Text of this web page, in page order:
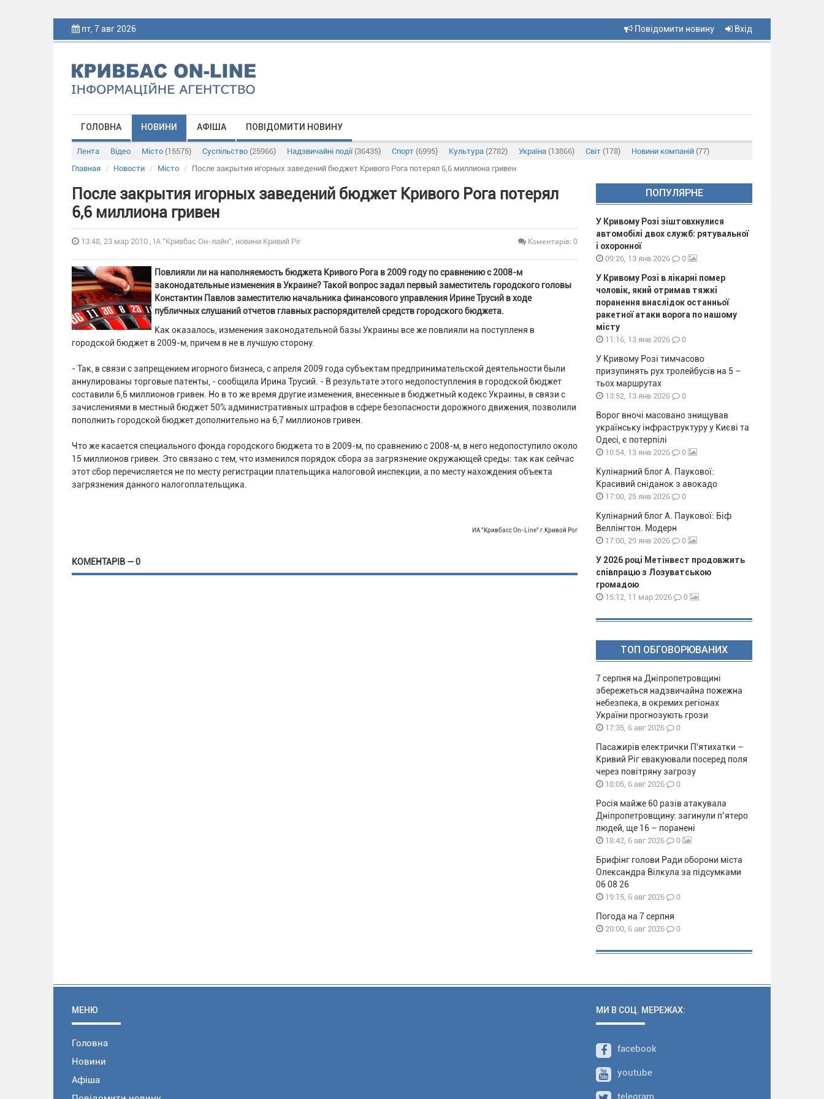
пт, 7 авг 2026 Повідомити новину Вхід
ГОЛОВНА НОВИНИ АФІША ПОВІДОМИТИ НОВИНУ
Лента Відео Місто (15575) Суспільство (25966) Надзвичайні події (36435) Спорт (6995) Культура (2782) Україна (13866) Світ (178) Новини компаній (77)
Главная
Новости Місто После закрытия игорных заведений бюджет Кривого Рога потерял 6,6 миллиона гривен
После закрытия игорных заведений бюджет Кривого Рога потерял
6,6 миллиона гривен
13:48, 23 мар 2010 , ІА "Кривбас Он-лайн", новини Кривий Ріг Коментарів: 0
Повлияли ли на наполняемость бюджета Кривого Рога в 2009 году по сравнению с 2008-м
законодательные изменения в Украине? Такой вопрос задал первый заместитель городского головы
Константин Павлов заместителю начальника финансового управления Ирине Трусий в ходе
публичных слушаний отчетов главных распорядителей средств городского бюджета.
Как оказалось, изменения законодательной базы Украины все же повлияли на поступленя в
городской бюджет в 2009-м, причем в не в лучшую сторону.
- Так, в связи с запрещением игорного бизнеса, с апреля 2009 года субъектам предпринимательской деятельности были
аннулированы торговые патенты, - сообщила Ирина Трусий. - В результате этого недопоступления в городской бюджет
составили 6,6 миллионов гривен. Но в то же время другие изменения, внесенные в бюджетный кодекс Украины, в связи с
зачислениями в местный бюджет 50% административных штрафов в сфере безопасности дорожного движения, позволили
пополнить городской бюджет дополнительно на 6,7 миллионов гривен.
Что же касается специального фонда городского бюджета то в 2009-м, по сравнению с 2008-м, в него недопоступило около
15 миллионов гривен. Это связано с тем, что изменился порядок сбора за загрязнение окружающей среды: так как сейчас
этот сбор перечисляется не по месту регистрации плательщика налоговой инспекции, а по месту нахождения объекта
загрязнения данного налогоплательщика.
ИА "Кривбасс On-Line" г.Кривой Рог
КОМЕНТАРІВ — 0
ПОПУЛЯРНЕ
У Кривому Розі зіштовхнулися
автомобілі двох служб: рятувальної
і охоронної
09:26, 13 янв 2026 0
У Кривому Розі в лікарні помер
чоловік, який отримав тяжкі
поранення внаслідок останньої
ракетної атаки ворога по нашому
місту
11:16, 13 янв 2026 0
У Кривому Розі тимчасово
призупинять рух тролейбусів на 5 –
тьох маршрутах
13:52, 13 янв 2026 0
Ворог вночі масовано знищував
українську інфраструктуру у Києві та
Одесі, є потерпілі
10:54, 13 янв 2026 0
Кулінарний блог А. Паукової:
Красивий сніданок з авокадо
17:00, 25 янв 2026 0
Кулінарний блог А. Паукової: Біф
Веллінгтон. Модерн
17:00, 29 янв 2026 0
У 2026 році Метінвест продовжить
співпрацю з Лозуватською
громадою
15:12, 11 мар 2026 0
ТОП ОБГОВОРЮВАНИХ
7 серпня на Дніпропетровщині
збережеться надзвичайна пожежна
небезпека, в окремих регіонах
України прогнозують грози
17:35, 6 авг 2026 0
Пасажирів електрички П'ятихатки –
Кривий Ріг евакуювали посеред поля
через повітряну загрозу
18:05, 6 авг 2026 0
Росія майже 60 разів атакувала
Дніпропетровщину: загинули п’ятеро
людей, ще 16 – поранені
18:42, 6 авг 2026 0
Брифінг голови Ради оборони міста
Олександра Вілкула за підсумками
06 08 26
19:15, 6 авг 2026 0
Погода на 7 серпня
20:00, 6 авг 2026 0
МЕНЮ
Головна
Новини
Афіша
МИ В СОЦ. МЕРЕЖАХ:
facebook
youtube
telegram